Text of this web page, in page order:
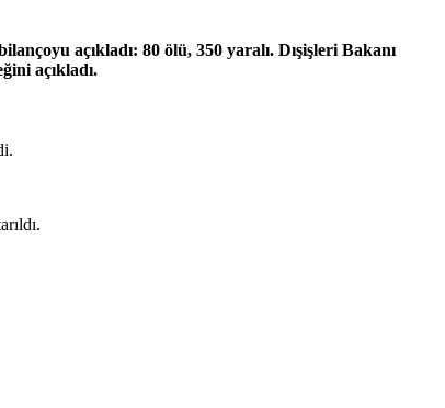
açıkladı: 80 ölü, 350 yaralı. Dışişleri Bakanı
açıkladı.